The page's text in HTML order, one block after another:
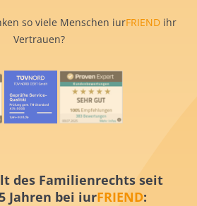
so viele Menschen iurFRIEND ihr
Vertrauen?
des Familienrechts seit
Jahren bei iurFRIEND: